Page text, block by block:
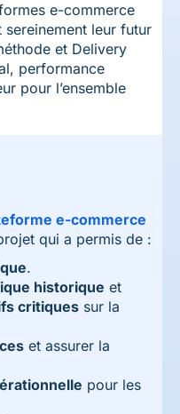
e-commerce
leur futur
et Delivery
performance
pour l’ensemble
e-commerce
qui a permis de :
.
historique et
critiques sur la
et assurer la
pour les